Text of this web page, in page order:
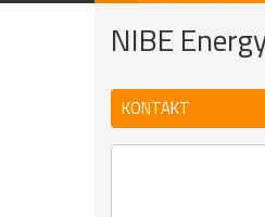
NIBE
KONTAKT